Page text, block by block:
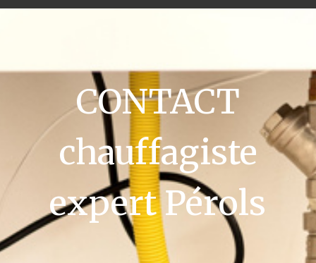
CONTACT
chauffagiste
expert Pérols